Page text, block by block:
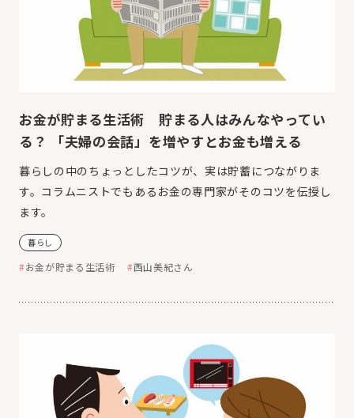
お金が貯まる生活術 貯まる人はみんなやってい
る？ 「夫婦の会話」を増やすとお金も増える
暮らしの中のちょっとしたコツが、実は貯蓄につながりま
す。コラムニストでもあるお金の専門家がそのコツを伝授し
ます。
暮らし
お金が貯まる生活術 西山美紀さん